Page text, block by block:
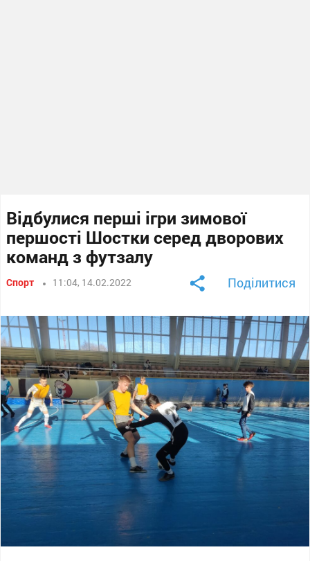
Відбулися перші ігри зимової
першості Шостки серед дворових
команд з футзалу
Спорт 11:04, 14.02.2022 Поділитися